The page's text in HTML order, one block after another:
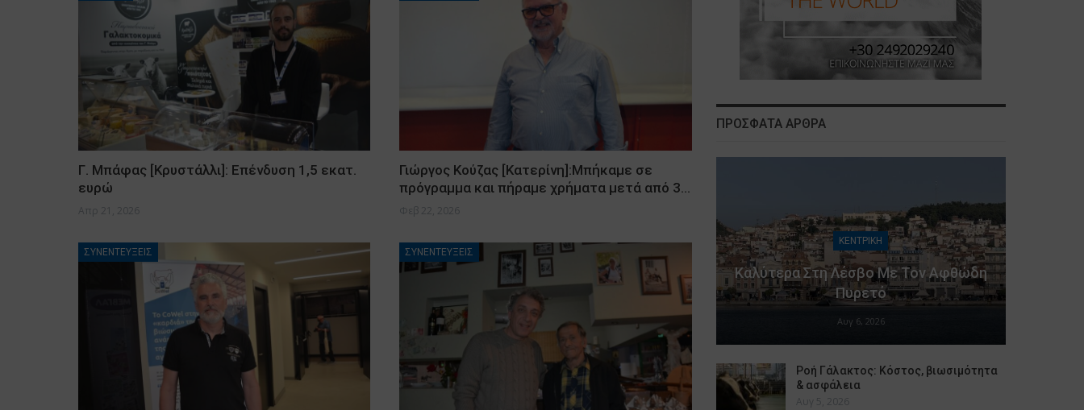
Γ. Μπάφας [Κρυστάλλι]: Επένδυση 1,5 εκατ.
ευρώ
Απρ 21, 2026
Γιώργος Κούζας [Κατερίνη]:Μπήκαμε σε
πρόγραμμα και πήραμε χρήματα μετά από 3…
Φεβ 22, 2026
ΣΥΝΕΝΤΕΥΞΕΙΣ ΣΥΝΕΝΤΕΥΞΕΙΣ
ΠΡΟΣΦΑΤΑ ΑΡΘΡΑ
ΚΕΝΤΡΙΚΗ
Καλύτερα Στη Λέσβο Με Τον Αφθώδη
Πυρετό
Αυγ 6, 2026
Ροή Γάλακτος: Κόστος, βιωσιμότητα
& ασφάλεια
Αυγ 5, 2026